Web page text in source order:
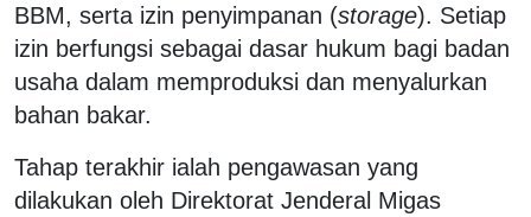
BBM, serta izin penyimpanan (storage). Setiap
izin berfungsi sebagai dasar hukum bagi badan
usaha dalam memproduksi dan menyalurkan
bahan bakar.
Tahap terakhir ialah pengawasan yang
dilakukan oleh Direktorat Jenderal Migas